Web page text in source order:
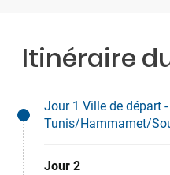
Itinéraire
Jour 1 Ville de départ
Tunis/Hammamet/
Jour 2